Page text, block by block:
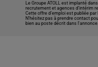
Le Groupe ATOLL est implanté
recrutement et agences d’intérim
Cette offre d’emploi est publiée par
N’hésitez pas à prendre contact
bien au poste décrit dans l'annonce.